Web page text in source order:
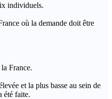
individuels.
où la demande doit être
France.
et la plus basse au sein de
été faite.